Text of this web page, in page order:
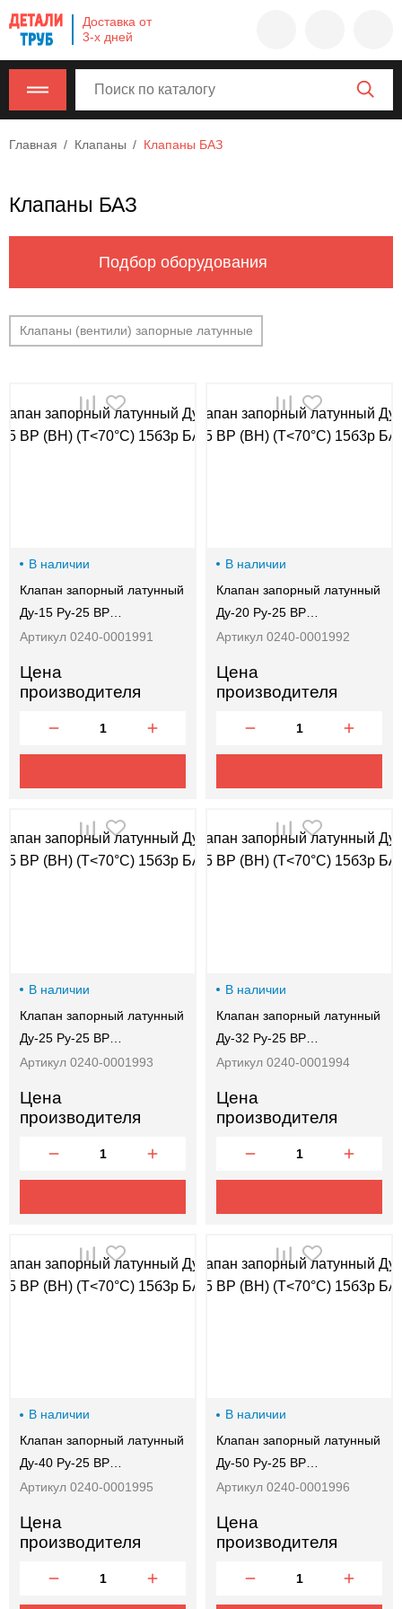
Доставка от
3-х дней
Главная Клапаны Клапаны БАЗ
Клапаны БАЗ
Подбор оборудования
Клапаны (вентили) запорные латунные
В наличии
Клапан запорный латунный
Ду-15 Ру-25 ВР…
Артикул 0240-0001991
Цена
производителя
В наличии
Клапан запорный латунный
Ду-20 Ру-25 ВР…
Артикул 0240-0001992
Цена
производителя
В наличии
Клапан запорный латунный
Ду-25 Ру-25 ВР…
Артикул 0240-0001993
Цена
производителя
В наличии
Клапан запорный латунный
Ду-32 Ру-25 ВР…
Артикул 0240-0001994
Цена
производителя
В наличии
Клапан запорный латунный
Ду-40 Ру-25 ВР…
Артикул 0240-0001995
Цена
производителя
В наличии
Клапан запорный латунный
Ду-50 Ру-25 ВР…
Артикул 0240-0001996
Цена
производителя
Company
name
620000,
Москва,
ул.
Калужская,
info@example.com
8-
00-
00